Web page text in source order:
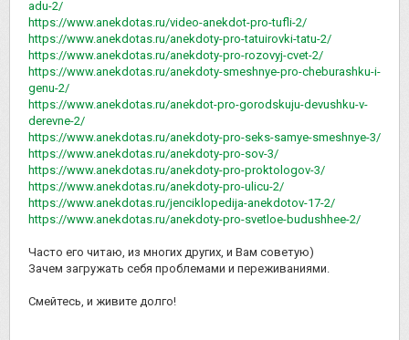
adu-2/
https://www.anekdotas.ru/video-anekdot-pro-tufli-2/
https://www.anekdotas.ru/anekdoty-pro-tatuirovki-tatu-2/
https://www.anekdotas.ru/anekdoty-pro-rozovyj-cvet-2/
https://www.anekdotas.ru/anekdoty-smeshnye-pro-cheburashku-i-
genu-2/
https://www.anekdotas.ru/anekdot-pro-gorodskuju-devushku-v-
derevne-2/
https://www.anekdotas.ru/anekdoty-pro-seks-samye-smeshnye-3/
https://www.anekdotas.ru/anekdoty-pro-sov-3/
https://www.anekdotas.ru/anekdoty-pro-proktologov-3/
https://www.anekdotas.ru/anekdoty-pro-ulicu-2/
https://www.anekdotas.ru/jenciklopedija-anekdotov-17-2/
https://www.anekdotas.ru/anekdoty-pro-svetloe-budushhee-2/
Часто его читаю, из многих других, и Вам советую)
Зачем загружать себя проблемами и переживаниями.
Смейтесь, и живите долго!